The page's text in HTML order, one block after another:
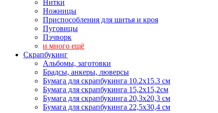
Нитки
Ножницы
Приспособления для шитья и кроя
Пуговицы
Пэчворк
и много ещё
Скрапбукинг
Альбомы, заготовки
Брадсы, анкеры, люверсы
Бумага для скрапбукинга 10.2х15.3 см
Бумага для скрапбукинга 15,2х15,2см
Бумага для скрапбукинга 20,3х20,3 см
Бумага для скрапбукинга 22,5х30,4 см